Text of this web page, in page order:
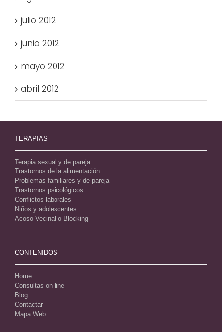
julio 2012
junio 2012
mayo 2012
abril 2012
TERAPIAS
Terapia sexual y de pareja
Trastornos de la alimentación
Problemas familiares y de pareja
Trastornos psicológicos
Conflictos laborales
Niños y adolescentes
Acoso Vecinal o Blocking
CONTENIDOS
Home
Consultas on line
Blog
Contactar
Mapa Web